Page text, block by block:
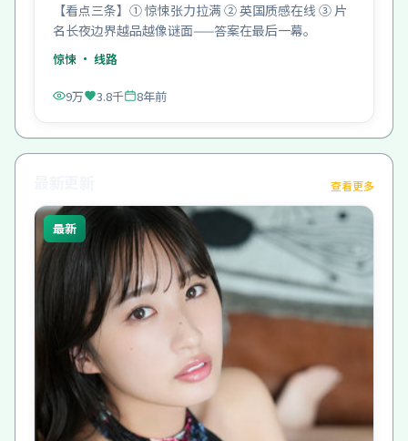
【看点三条】① 惊悚张力拉满 ② 英国质感在线 ③ 片
名长夜边界越品越像谜面——答案在最后一幕。
惊悚 · 线路
9万 3.8千 8年前
查看更多
最新